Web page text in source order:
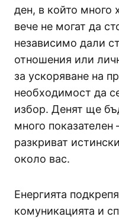
ден, в който много
вече не могат да
независимо дали
отношения или
за ускоряване на
необходимост да
избор. Денят ще
много показателен
разкриват
около вас.
Енергията
комуникацията и